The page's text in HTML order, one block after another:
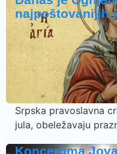
najpoštovanijih
Srpska pravoslavna
jula, obeležavaju
Koncertima